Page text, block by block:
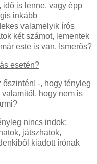
idő is lenne, vagy épp
inkább
valamelyik írós
két számot, lementek
este is van. Ismerős?
esetén?
-, hogy tényleg
hogy nem is
nincs indok:
játszhatok,
kiadott írónak